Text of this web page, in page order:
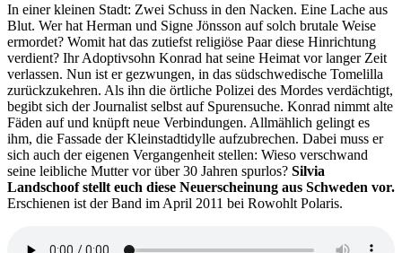
In einer kleinen Stadt: Zwei Schuss in den Nacken. Eine Lache aus
Blut. Wer hat Herman und Signe Jönsson auf solch brutale Weise
ermordet? Womit hat das zutiefst religiöse Paar diese Hinrichtung
verdient? Ihr Adoptivsohn Konrad hat seine Heimat vor langer Zeit
verlassen. Nun ist er gezwungen, in das südschwedische Tomelilla
zurückzukehren. Als ihn die örtliche Polizei des Mordes verdächtigt,
begibt sich der Journalist selbst auf Spurensuche. Konrad nimmt alte
Fäden auf und knüpft neue Verbindungen. Allmählich gelingt es
ihm, die Fassade der Kleinstadtidylle aufzubrechen. Dabei muss er
sich auch der eigenen Vergangenheit stellen: Wieso verschwand
seine leibliche Mutter vor über 30 Jahren spurlos? Silvia
Landschoof stellt euch diese Neuerscheinung aus Schweden vor.
Erschienen ist der Band im April 2011 bei Rowohlt Polaris.